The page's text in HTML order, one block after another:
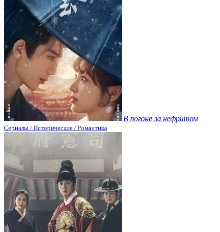
В погоне за нефритом
Сериалы / Исторические / Романтика